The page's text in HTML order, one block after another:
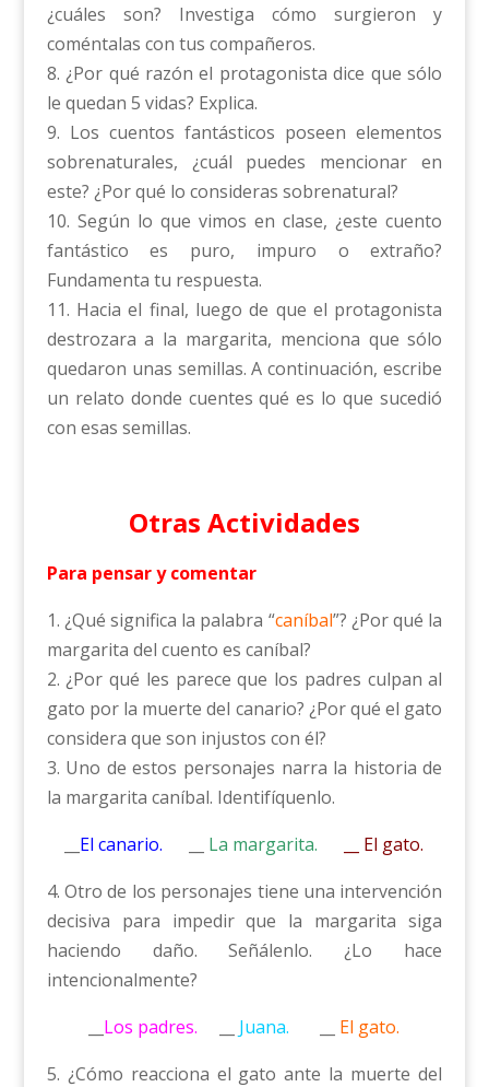
¿cuáles son? Investiga cómo surgieron y
coméntalas con tus compañeros.
8. ¿Por qué razón el protagonista dice que sólo
le quedan 5 vidas? Explica.
9. Los cuentos fantásticos poseen elementos
sobrenaturales, ¿cuál puedes mencionar en
este? ¿Por qué lo consideras sobrenatural?
10. Según lo que vimos en clase, ¿este cuento
fantástico es puro, impuro o extraño?
Fundamenta tu respuesta.
11. Hacia el final, luego de que el protagonista
destrozara a la margarita, menciona que sólo
quedaron unas semillas. A continuación, escribe
un relato donde cuentes qué es lo que sucedió
con esas semillas.
Otras Actividades
Para pensar y comentar
1. ¿Qué significa la palabra “caníbal”? ¿Por qué la
margarita del cuento es caníbal?
2. ¿Por qué les parece que los padres culpan al
gato por la muerte del canario? ¿Por qué el gato
considera que son injustos con él?
3. Uno de estos personajes narra la historia de
la margarita caníbal. Identifíquenlo.
El canario. La margarita.
__ El gato.
4. Otro de los personajes tiene una intervención
decisiva para impedir que la margarita siga
haciendo daño. Señálenlo. ¿Lo hace
intencionalmente?
Los padres. Juana.
El gato.
5. ¿Cómo reacciona el gato ante la muerte del